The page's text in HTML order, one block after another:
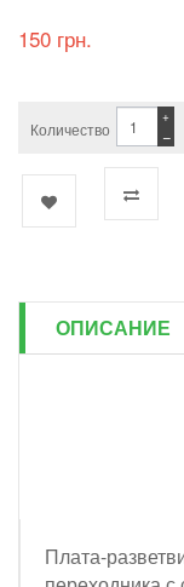
150 грн.
Количество −
+
ОПИСАНИЕ
Плата-